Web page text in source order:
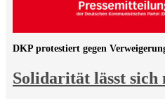
Solidarität lässt sich
DKP protestiert gegen